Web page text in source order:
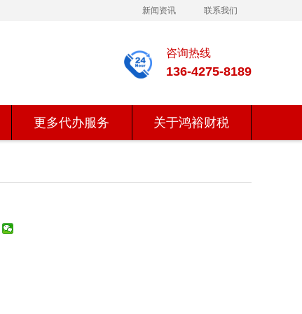
新闻资讯 联系我们
咨询热线
136-4275-8189
更多代办服务 关于鸿裕财税